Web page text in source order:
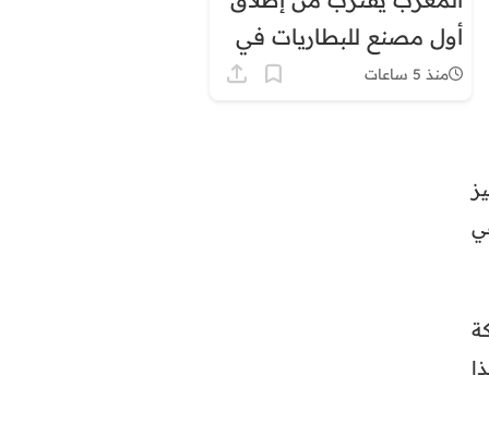
أول مصنع للبطاريات في
إفريقيا
منذ 5 ساعات